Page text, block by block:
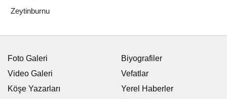
Zeytinburnu
Foto Galeri
Video Galeri
Köşe Yazarları
Biyografiler
Vefatlar
Yerel Haberler